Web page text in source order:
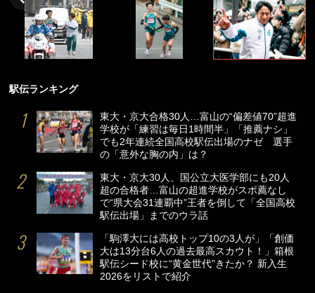
駅伝ランキング
東大・京大合格30人…富山の“偏差値70”超進
学校が「練習は毎日1時間半」「推薦ナシ」
でも2年連続全国高校駅伝出場のナゼ 選手
の「意外な胸の内」は？
東大・京大30人、国公立大医学部にも20人
超の合格者…富山の超進学校がスポ薦なし
で“県大会31連覇中”王者を倒して「全国高校
駅伝出場」までのウラ話
「駒澤大には高校トップ10の3人が」「創価
大は13分台6人の過去最高スカウト！」箱根
駅伝シード校に“黄金世代”きたか？ 新入生
2026をリストで紹介